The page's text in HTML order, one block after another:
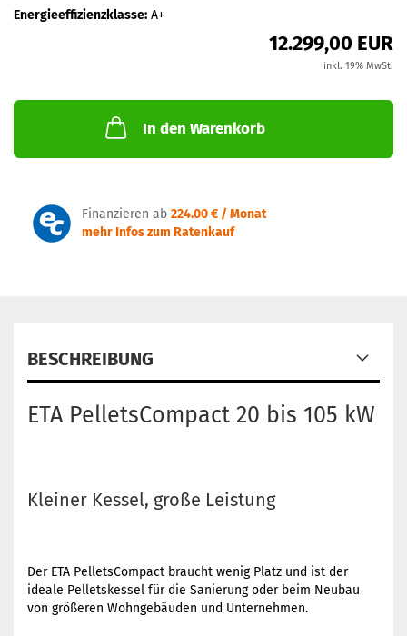
Energieeffizienzklasse: A+
12.299,00 EUR
inkl. 19% MwSt.
In den Warenkorb
Finanzieren ab 224.00 € / Monat
mehr Infos zum Ratenkauf
BESCHREIBUNG
ETA PelletsCompact 20 bis 105 kW
Kleiner Kessel, große Leistung
Der ETA PelletsCompact braucht wenig Platz und ist der
ideale Pelletskessel für die Sanierung oder beim Neubau
von größeren Wohngebäuden und Unternehmen.